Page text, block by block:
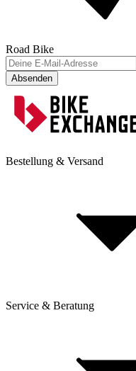
Road Bike
Absenden
Bestellung & Versand
Dienstrad-Leasing
Service & Beratung